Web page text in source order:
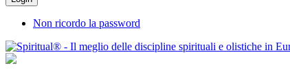
Non ricordo la password